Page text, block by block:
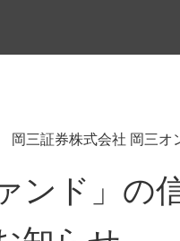
岡三証券株式会社 岡三オ
ンド」の